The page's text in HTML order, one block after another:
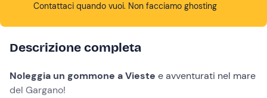
Contattaci quando vuoi. Non facciamo ghosting
Descrizione completa
Noleggia un gommone a Vieste e avventurati nel mare
del Gargano!